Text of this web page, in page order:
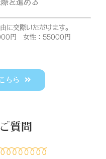
を進める
に交際いただけます。
円 女性：55000円
ちら
質問